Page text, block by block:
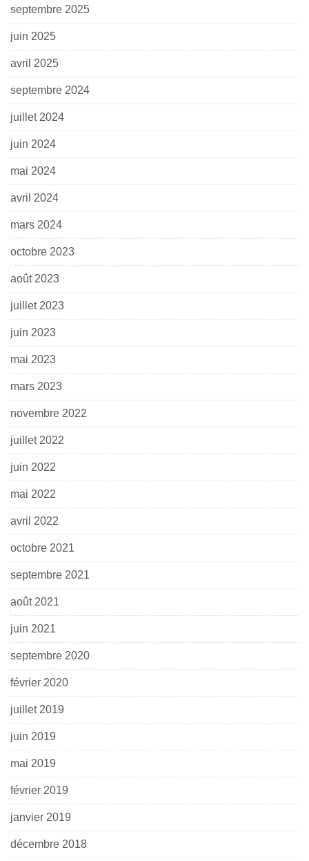
septembre 2025
juin 2025
avril 2025
septembre 2024
juillet 2024
juin 2024
mai 2024
avril 2024
mars 2024
octobre 2023
août 2023
juillet 2023
juin 2023
mai 2023
mars 2023
novembre 2022
juillet 2022
juin 2022
mai 2022
avril 2022
octobre 2021
septembre 2021
août 2021
juin 2021
septembre 2020
février 2020
juillet 2019
juin 2019
mai 2019
février 2019
janvier 2019
décembre 2018